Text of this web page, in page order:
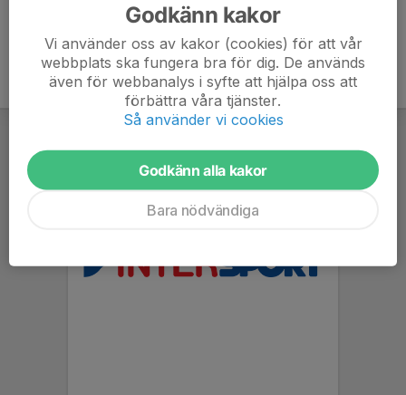
Godkänn kakor
Vi använder oss av kakor (cookies) för att vår
webbplats ska fungera bra för dig. De används
även för webbanalys i syfte att hjälpa oss att
förbättra våra tjänster.
Så använder vi cookies
Godkänn alla kakor
Bara nödvändiga